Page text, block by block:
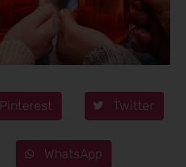
Pinterest Twitter
WhatsApp